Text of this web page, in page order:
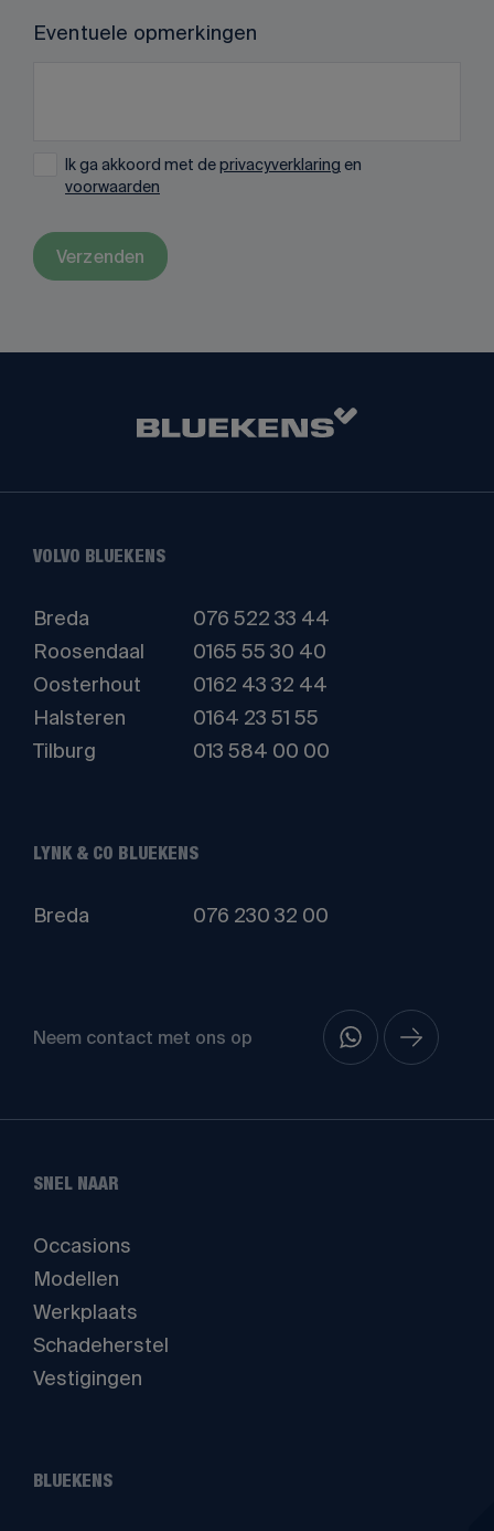
Eventuele opmerkingen
Ik ga akkoord met deprivacyverklaring en
voorwaarden
Verzenden
VOLVO BLUEKENS
Breda
076 522 33 44
Roosendaal
0165 55 30 40
Oosterhout
0162 43 32 44
Halsteren
0164 23 51 55
Tilburg
013 584 00 00
LYNK & CO BLUEKENS
Breda 076 230 32 00
Neem contact met ons op
SNEL NAAR
Occasions
Modellen
Werkplaats
Schadeherstel
Vestigingen
BLUEKENS